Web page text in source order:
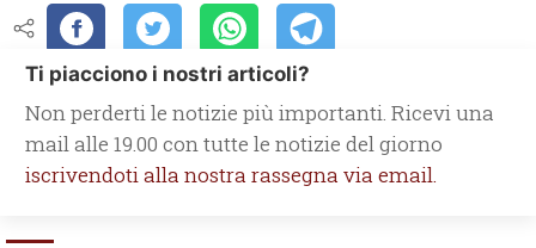
Ti piacciono i nostri articoli?
Non perderti le notizie più importanti. Ricevi una
mail alle 19.00 con tutte le notizie del giorno
iscrivendoti alla nostra rassegna via email.